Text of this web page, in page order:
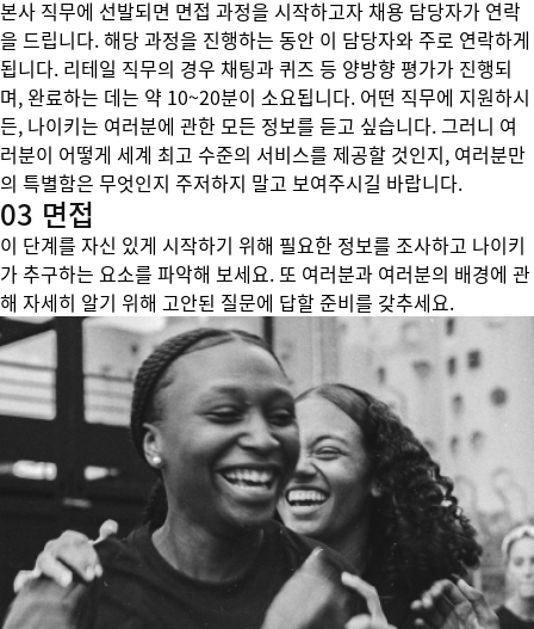
본사 직무에 선발되면 면접 과정을 시작하고자 채용 담당자가 연락
을 드립니다. 해당 과정을 진행하는 동안 이 담당자와 주로 연락하게
됩니다. 리테일 직무의 경우 채팅과 퀴즈 등 양방향 평가가 진행되
며, 완료하는 데는 약 10~20분이 소요됩니다. 어떤 직무에 지원하시
든, 나이키는 여러분에 관한 모든 정보를 듣고 싶습니다. 그러니 여
러분이 어떻게 세계 최고 수준의 서비스를 제공할 것인지, 여러분만
의 특별함은 무엇인지 주저하지 말고 보여주시길 바랍니다.
03 면접
이 단계를 자신 있게 시작하기 위해 필요한 정보를 조사하고 나이키
가 추구하는 요소를 파악해 보세요. 또 여러분과 여러분의 배경에 관
해 자세히 알기 위해 고안된 질문에 답할 준비를 갖추세요.